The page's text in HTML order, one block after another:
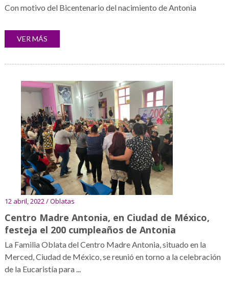
Con motivo del Bicentenario del nacimiento de Antonia
VER MÁS
12 abril, 2022 / Oblatas
Centro Madre Antonia, en Ciudad de México,
festeja el 200 cumpleaños de Antonia
La Familia Oblata del Centro Madre Antonia, situado en la
Merced, Ciudad de México, se reunió en torno a la celebración
de la Eucaristía para ...